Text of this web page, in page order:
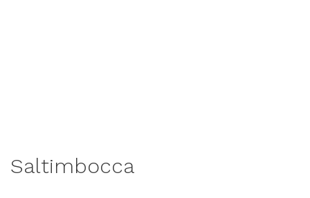
Saltimbocca